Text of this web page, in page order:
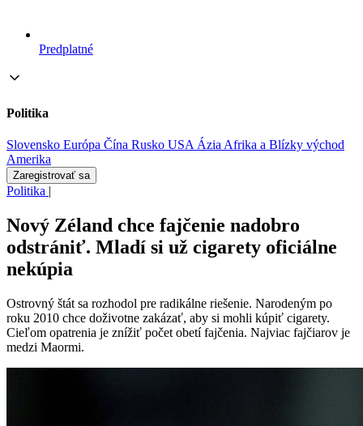
Predplatné
Politika
Slovensko Európa Čína Rusko USA ÁziaAfrika a Blízky východ
Amerika
Zaregistrovať sa
Politika |
Nový Zéland chce fajčenie nadobro
odstrániť. Mladí si už cigarety oficiálne
nekúpia
Ostrovný štát sa rozhodol pre radikálne riešenie. Narodeným po
roku 2010 chce doživotne zakázať, aby si mohli kúpiť cigarety.
Cieľom opatrenia je znížiť počet obetí fajčenia. Najviac fajčiarov je
medzi Maormi.